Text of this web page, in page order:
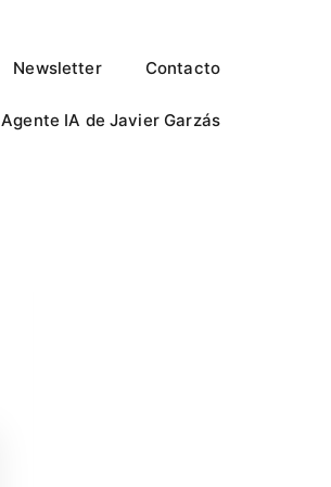
Newsletter Contacto
Agente IA de Javier Garzás